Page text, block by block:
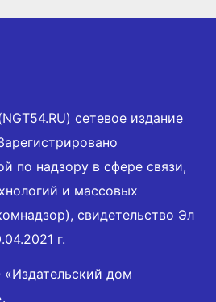
сетевое издание
по надзору в сфере связи,
и массовых
свидетельство Эл
г.
дом